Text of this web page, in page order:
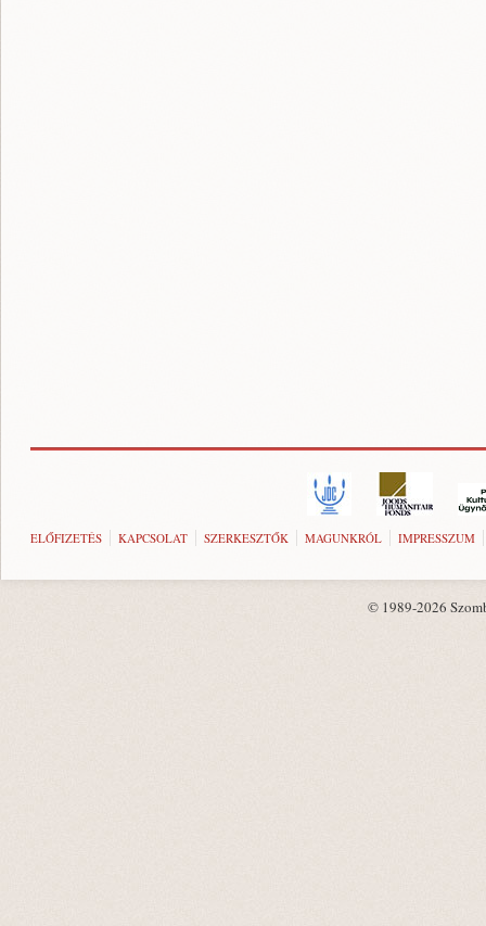
ELŐFIZETÉS KAPCSOLAT SZERKESZTŐK MAGUNKRÓL IMPRESSZUM
© 1989-2026